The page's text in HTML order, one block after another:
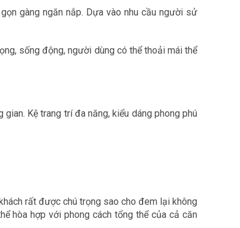
gàng ngăn nắp. Dựa vào nhu cầu người sử
sống động, người dùng có thể thoải mái thể
Kệ trang trí đa năng, kiểu dáng phong phú
rất được chú trọng sao cho đem lại không
hòa hợp với phong cách tổng thể của cả căn